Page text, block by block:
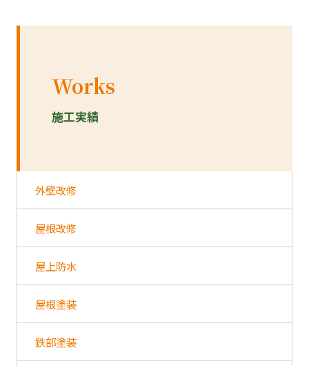
Works
施工実績
外壁改修
屋根改修
屋上防水
屋根塗装
鉄部塗装